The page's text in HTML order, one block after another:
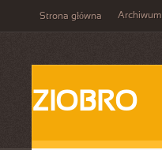
Strona główna Archiwum
ZIOBRO